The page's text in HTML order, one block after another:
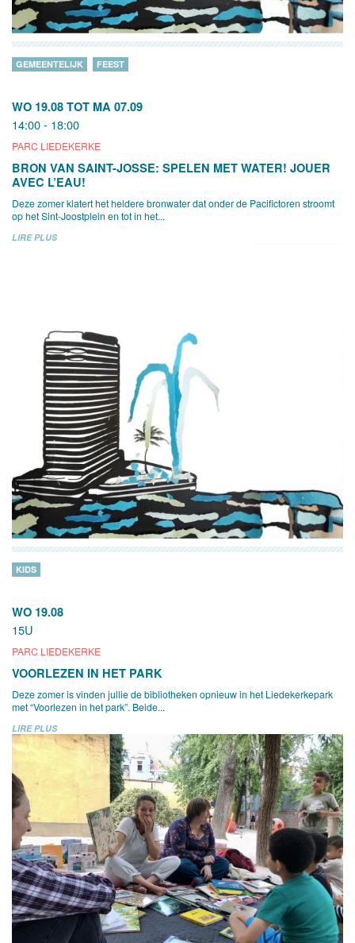
WO 19.08 TOT MA 07.09
14:00 - 18:00
PARC LIEDEKERKE
GEMEENTELIJK FEEST
BRON VAN SAINT-JOSSE: SPELEN MET WATER! JOUER
AVEC L’EAU!
Deze zomer klatert het heldere bronwater dat onder de Pacifictoren stroomt
op het Sint-Joostplein en tot in het...
LIRE PLUS
WO 19.08
15U
PARC LIEDEKERKE
KIDS
VOORLEZEN IN HET PARK
Deze zomer is vinden jullie de bibliotheken opnieuw in het Liedekerkepark
met “Voorlezen in het park”. Beide...
LIRE PLUS